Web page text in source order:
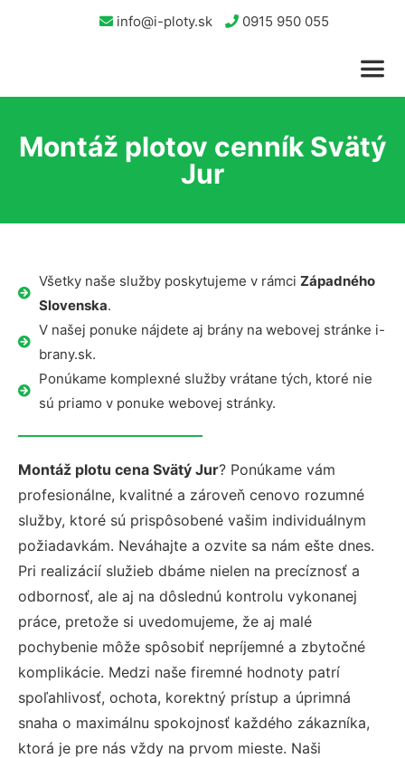
info@i-ploty.sk 0915 950 055
Montáž plotov cenník Svätý
Jur
Všetky naše služby poskytujeme v rámci Západného
Slovenska.
V našej ponuke nájdete aj brány na webovej stránke i-
brany.sk.
Ponúkame komplexné služby vrátane tých, ktoré nie
sú priamo v ponuke webovej stránky.
Montáž plotu cena Svätý Jur? Ponúkame vám
profesionálne, kvalitné a zároveň cenovo rozumné
služby, ktoré sú prispôsobené vašim individuálnym
požiadavkám. Neváhajte a ozvite sa nám ešte dnes.
Pri realizácií služieb dbáme nielen na precíznosť a
odbornosť, ale aj na dôslednú kontrolu vykonanej
práce, pretože si uvedomujeme, že aj malé
pochybenie môže spôsobiť nepríjemné a zbytočné
komplikácie. Medzi naše firemné hodnoty patrí
spoľahlivosť, ochota, korektný prístup a úprimná
snaha o maximálnu spokojnosť každého zákazníka,
ktorá je pre nás vždy na prvom mieste. Naši